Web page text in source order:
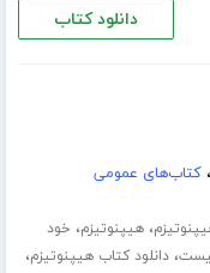
دانلود کتاب
،کتاب‌های عمومی
،هیپنوتیزم، خود
،دانلود کتاب هیپنوتیزم،